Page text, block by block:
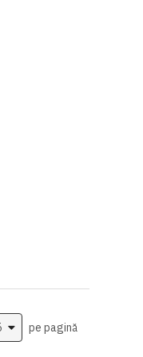
pe pagină